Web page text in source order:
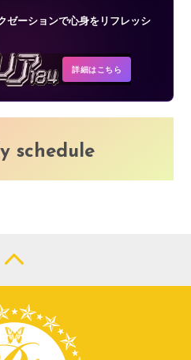
ゼーションで心身をリフレッシ
詳細はこちら
schedule